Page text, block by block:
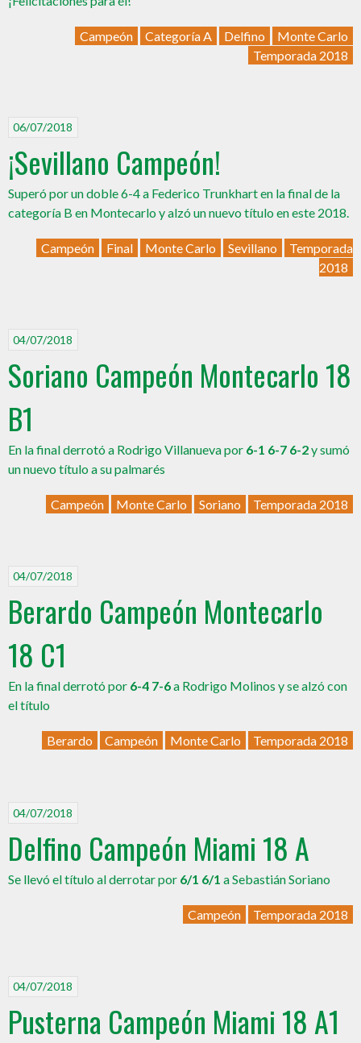
Campeón Categoría A Delfino
Monte Carlo
Temporada 2018
06/07/2018
¡Sevillano Campeón!
Superó por un doble 6-4 a Federico Trunkhart en la final de la
categoría B en Montecarlo y alzó un nuevo título en este 2018.
Campeón Final Monte Carlo Sevillano
Temporada
2018
04/07/2018
Soriano Campeón Montecarlo 18
B1
En la final derrotó a Rodrigo Villanueva por 6-1 6-7 6-2y sumó
un nuevo título a su palmarés
Campeón Monte Carlo Soriano Temporada 2018
04/07/2018
Berardo Campeón Montecarlo
18 C1
En la final derrotó por 6-4 7-6a Rodrigo Molinos y se alzó con
el título
Berardo Campeón Monte Carlo Temporada 2018
04/07/2018
Delfino Campeón Miami 18 A
Se llevó el título al derrotar por 6/1 6/1 a Sebastián Soriano
Campeón Temporada 2018
04/07/2018
Pusterna Campeón Miami 18 A1